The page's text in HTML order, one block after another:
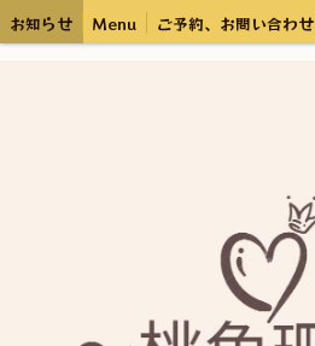
お知らせ Menu ご予約、お問い合わせ